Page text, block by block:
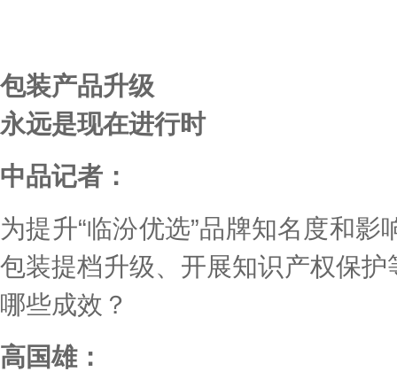
包装产品升级
永远是现在进行时
中品记者：
为提升“临汾优选”品牌知名度和
包装提档升级、开展知识产权保
哪些成效？
高国雄：